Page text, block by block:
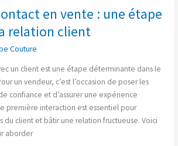
en vente : une étape
relation client
Couture
un client est une étape déterminante dans le
un vendeur, c’est l’occasion de poser les
confiance et d’assurer une expérience
première interaction est essentiel pour
du client et bâtir une relation fructueuse. Voici
aborder